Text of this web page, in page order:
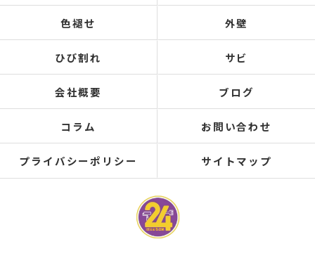
色褪せ 外壁
ひび割れ サビ
会社概要 ブログ
コラム お問い合わせ
プライバシーポリシー サイトマップ